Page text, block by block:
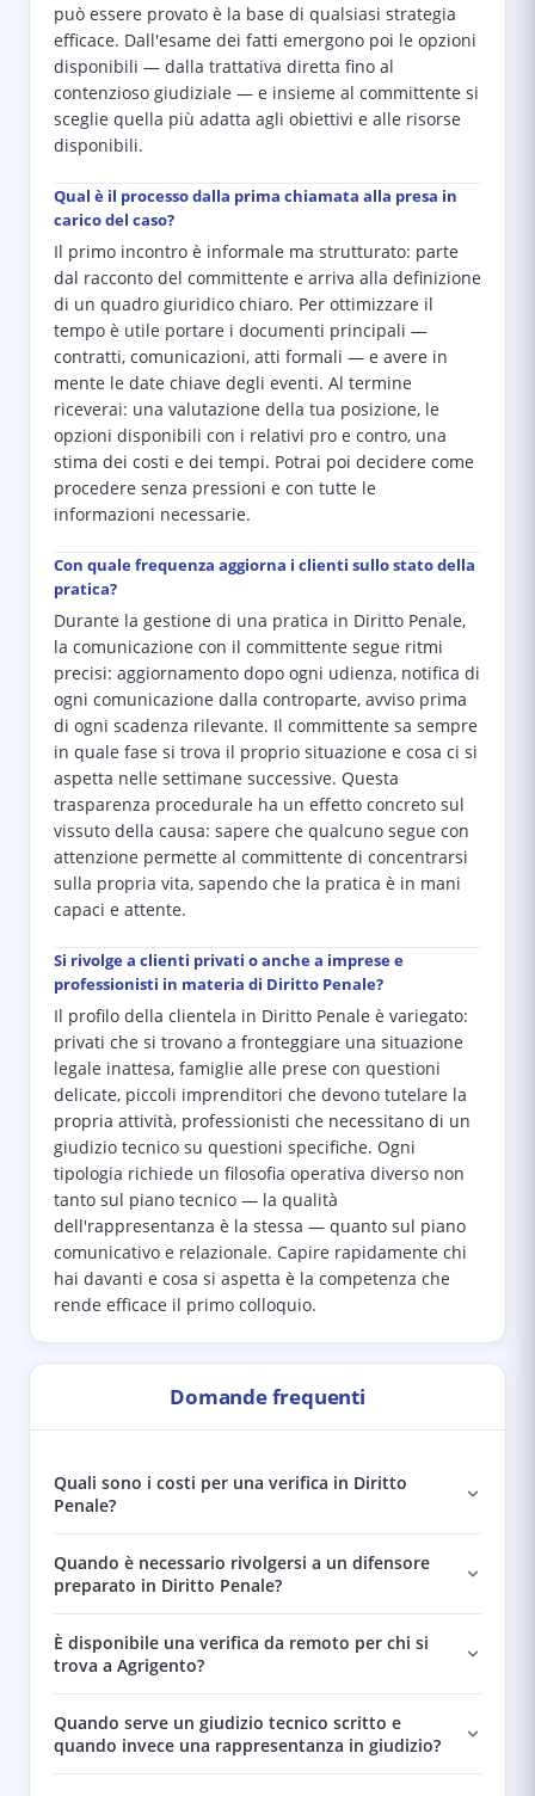
può essere provato è la base di qualsiasi strategia
efficace. Dall'esame dei fatti emergono poi le opzioni
disponibili — dalla trattativa diretta fino al
contenzioso giudiziale — e insieme al committente si
sceglie quella più adatta agli obiettivi e alle risorse
disponibili.
Qual è il processo dalla prima chiamata alla presa in
carico del caso?
Il primo incontro è informale ma strutturato: parte
dal racconto del committente e arriva alla definizione
di un quadro giuridico chiaro. Per ottimizzare il
tempo è utile portare i documenti principali —
contratti, comunicazioni, atti formali — e avere in
mente le date chiave degli eventi. Al termine
riceverai: una valutazione della tua posizione, le
opzioni disponibili con i relativi pro e contro, una
stima dei costi e dei tempi. Potrai poi decidere come
procedere senza pressioni e con tutte le
informazioni necessarie.
Con quale frequenza aggiorna i clienti sullo stato della
pratica?
Durante la gestione di una pratica in Diritto Penale,
la comunicazione con il committente segue ritmi
precisi: aggiornamento dopo ogni udienza, notifica di
ogni comunicazione dalla controparte, avviso prima
di ogni scadenza rilevante. Il committente sa sempre
in quale fase si trova il proprio situazione e cosa ci si
aspetta nelle settimane successive. Questa
trasparenza procedurale ha un effetto concreto sul
vissuto della causa: sapere che qualcuno segue con
attenzione permette al committente di concentrarsi
sulla propria vita, sapendo che la pratica è in mani
capaci e attente.
Si rivolge a clienti privati o anche a imprese e
professionisti in materia di Diritto Penale?
Il profilo della clientela in Diritto Penale è variegato:
privati che si trovano a fronteggiare una situazione
legale inattesa, famiglie alle prese con questioni
delicate, piccoli imprenditori che devono tutelare la
propria attività, professionisti che necessitano di un
giudizio tecnico su questioni specifiche. Ogni
tipologia richiede un filosofia operativa diverso non
tanto sul piano tecnico — la qualità
dell'rappresentanza è la stessa — quanto sul piano
comunicativo e relazionale. Capire rapidamente chi
hai davanti e cosa si aspetta è la competenza che
rende efficace il primo colloquio.
Domande frequenti
Quali sono i costi per una verifica in Diritto
Penale?
Quando è necessario rivolgersi a un difensore
preparato in Diritto Penale?
È disponibile una verifica da remoto per chi si
trova a Agrigento?
Quando serve un giudizio tecnico scritto e
quando invece una rappresentanza in giudizio?